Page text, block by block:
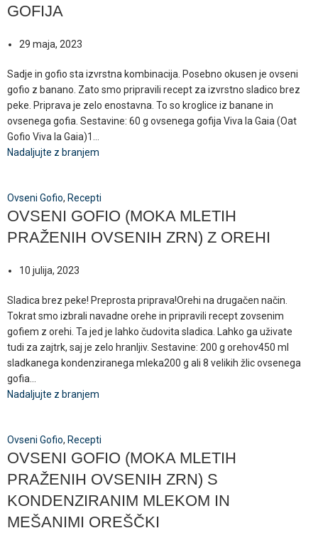
GOFIJA
29 maja, 2023
Sadje in gofio sta izvrstna kombinacija. Posebno okusen je ovseni
gofio z banano. Zato smo pripravili recept za izvrstno sladico brez
peke. Priprava je zelo enostavna. To so kroglice iz banane in
ovsenega gofia. Sestavine: 60 g ovsenega gofija Viva la Gaia (Oat
Gofio Viva la Gaia)1...
Nadaljujte z branjem
Ovseni Gofio, Recepti
OVSENI GOFIO (MOKA MLETIH
PRAŽENIH OVSENIH ZRN) Z OREHI
10 julija, 2023
Sladica brez peke! Preprosta priprava!Orehi na drugačen način.
Tokrat smo izbrali navadne orehe in pripravili recept zovsenim
gofiem z orehi. Ta jed je lahko čudovita sladica. Lahko ga uživate
tudi za zajtrk, saj je zelo hranljiv. Sestavine: 200 g orehov450 ml
sladkanega kondenziranega mleka200 g ali 8 velikih žlic ovsenega
gofia...
Nadaljujte z branjem
Ovseni Gofio, Recepti
OVSENI GOFIO (MOKA MLETIH
PRAŽENIH OVSENIH ZRN) S
KONDENZIRANIM MLEKOM IN
MEŠANIMI OREŠČKI